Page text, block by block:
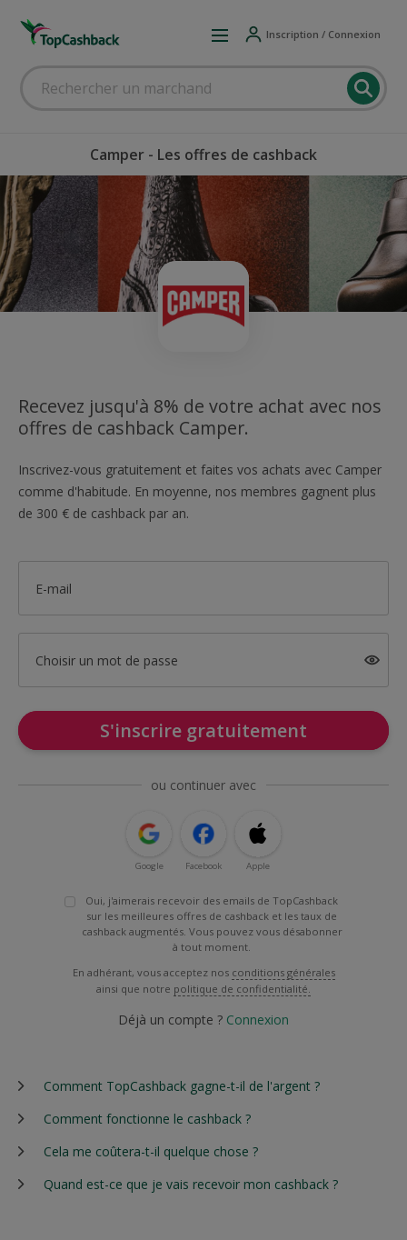
Inscription / Connexion
Camper - Les offres de cashback
Recevez jusqu'à 8% de votre achat avec nos
offres de cashback Camper.
Inscrivez-vous gratuitement et faites vos achats avec Camper
comme d'habitude. En moyenne, nos membres gagnent plus
de 300 € de cashback par an.
E-mail
Choisir un mot de passe
S'inscrire gratuitement
ou continuer avec
Google Facebook Apple
Oui, j'aimerais recevoir des emails de TopCashback
sur les meilleures offres de cashback et les taux de
cashback augmentés. Vous pouvez vous désabonner
à tout moment.
En adhérant, vous acceptez nos conditions générales
ainsi que notre politique de confidentialité.
Déjà un compte ? Connexion
Comment TopCashback gagne-t-il de l'argent ?
Comment fonctionne le cashback ?
Cela me coûtera-t-il quelque chose ?
Quand est-ce que je vais recevoir mon cashback ?